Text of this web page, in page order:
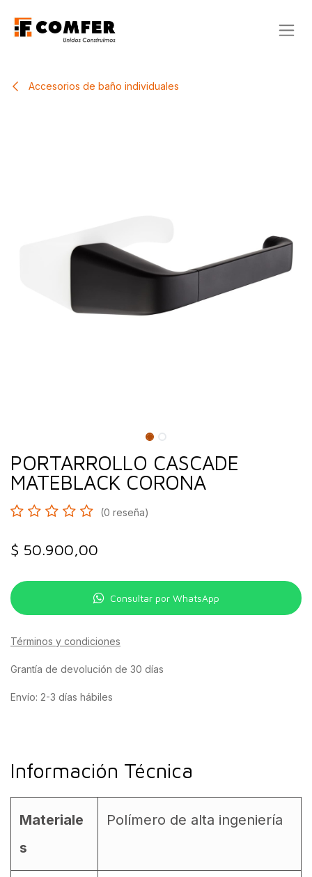
Accesorios de baño individuales
PORTARROLLO CASCADE
MATEBLACK CORONA
(0 reseña)
$ 50.900,00
Consultar por WhatsApp
Términos y condiciones
Grantía de devolución de 30 días
Envío: 2-3 días hábiles
Información Técnica
Materiale
s
Polímero de alta ingeniería